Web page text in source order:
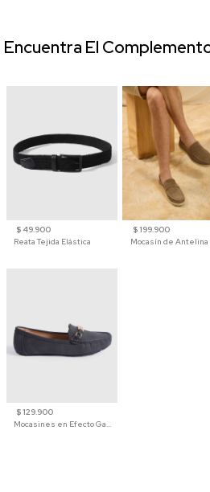
$ 49.900
Reata Tejida Elástica
$ 199.900
$ 129.900
Mocasines en Efecto Gamuzado Para Mujer
Encuentra El